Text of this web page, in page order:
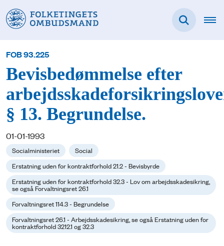
FOB 93.225
Bevisbedømmelse efter
§ 13. Begrundelse.
01-01-1993
Socialministeriet
Social
Erstatning uden for kontraktforhold 21.2 - Bevisbyrde
Erstatning uden for kontraktforhold 32.3 - Lov om arbejdsskadesikring,
se også Forvaltningsret 26.1
Forvaltningsret 114.3 - Begrundelse
Forvaltningsret 26.1 - Arbejdsskadesikring, se også Erstatning uden for
kontraktforhold 3212.1 og 32.3